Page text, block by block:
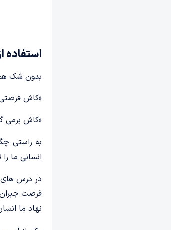
بدون شک همۀ
«کاش فرصتی
«کاش برمی
به راستی
انسانی ما
در درس های
فرصت جبران
نهاد ما